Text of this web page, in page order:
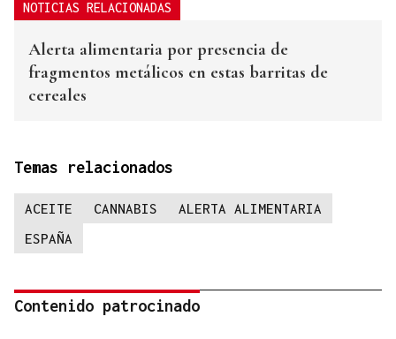
NOTICIAS RELACIONADAS
Alerta alimentaria por presencia de
fragmentos metálicos en estas barritas de
cereales
Temas relacionados
ACEITE CANNABIS
ALERTA ALIMENTARIA
ESPAÑA
Contenido patrocinado